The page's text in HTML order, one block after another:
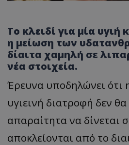
Το κλειδί για μία υγιή
η μείωση των
δίαιτα χαμηλή σε
νέα στοιχεία.
Έρευνα υποδηλώνει ότι
υγιεινή διατροφή δεν
απαραίτητα να δίνεται
αποκλείονται από το